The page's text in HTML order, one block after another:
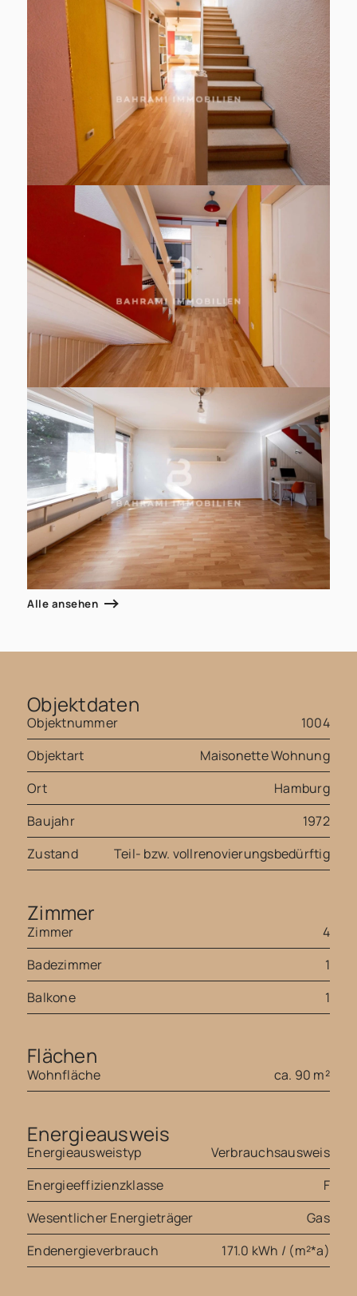
Alle ansehen
Objektdaten
Objektnummer
1004
Objektart
Maisonette Wohnung
Ort
Hamburg
Baujahr
1972
Zustand
Teil- bzw. vollrenovierungsbedürftig
Zimmer
Zimmer
4
Badezimmer
1
Balkone
1
Flächen
Wohnfläche ca. 90 m²
Energieausweis
Energieausweistyp
Verbrauchsausweis
Energieeffizienzklasse
F
Wesentlicher Energieträger
Gas
Endenergieverbrauch
171.0 kWh / (m²*a)